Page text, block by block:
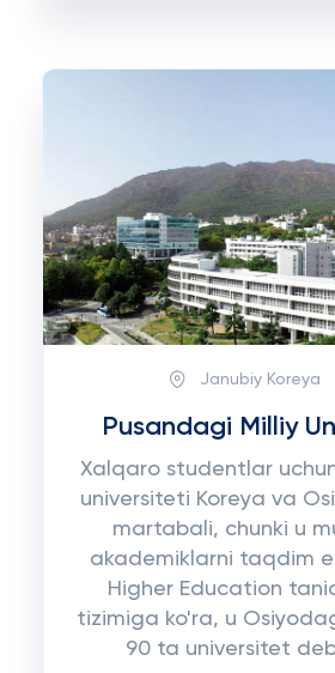
Janubiy Koreya
Pusandagi Milliy
Xalqaro studentlar
universiteti Koreya va
martabali, chunki u
akademiklarni taqdim
Higher Education
tizimiga ko'ra, u
90 ta universitet